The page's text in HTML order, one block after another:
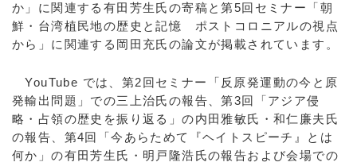
か」に関連する有田芳生氏の寄稿と第5回セミナー「朝
鮮・台湾植民地の歴史と記憶 ポストコロニアルの視点
から」に関連する岡田充氏の論文が掲載されています。
YouTube では、第2回セミナー「反原発運動の今と原
発輸出問題」での三上治氏の報告、第3回「アジア侵
略・占領の歴史を振り返る」の内田雅敏氏・和仁廉夫氏
の報告、第4回「今あらためて『ヘイトスピーチ』とは
何か」の有田芳生氏・明戸隆浩氏の報告および会場での